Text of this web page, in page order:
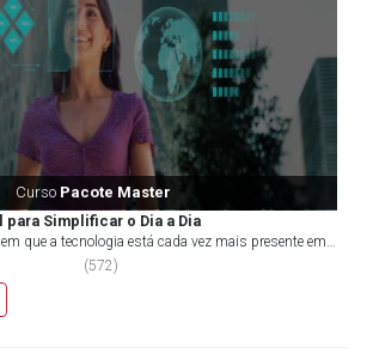
Curso Pacote Master
Simplificar o Dia a Dia
que a tecnologia está cada vez mais presente em
Artificial j...
(572)